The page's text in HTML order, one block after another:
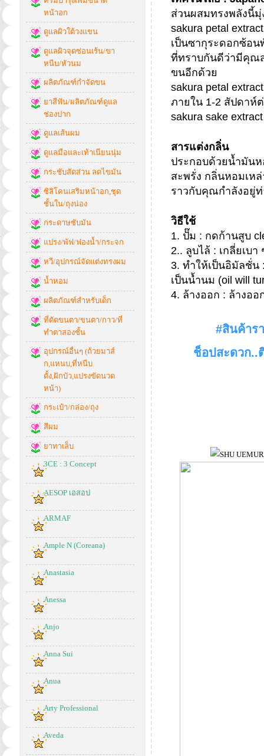
หน้าอก
ดูแลผิวใต้วงแขน
ดูแลผิวจุดซ่อนเร้น/ขา
หนีบ/หัวนม
ผลิตภัณฑ์กำจัดขน
ยาสีฟัน/ผลิตภัณฑ์ดูแล
ช่องปาก
ดูแลเส้นผม
ดูแลมือและเท้าเนียนนุ่ม
กระชับสัดส่วน ลดไขมัน
ซิลิโคนเสริมหน้าอก,ชุด
ชั้นใน/ถุงน่อง
กระดาษซับมัน
แปรง/พัฟ/ฟองน้ำ/กระจก
หวี/อุปกรณ์จัดแต่งทรงผม
น้ำหอม
ผลิตภัณฑ์สำหรับเด็ก
ที่ดัดขนตา/ขนตา/กาว/ที่
ทำตาสองชั้น
อุปกรณ์อื่นๆ (ถ้วยมาส์
ก,แหนบ,ที่หนีบ
ดั้ง,ฝักบัว,แปรงขัดนวด
หน้า)
กระเป๋า/กล่อง/ถุง
สีผม
ยาทาเล็บ
3CE : 3 Concept
AESOP เอสอป
ARMAF
Ample N (Coreana)
Anastasia
Anessa
Anjo
Anna Sui
Anua
Arty Professional
Aveda
ส่วนผสมทรงพลังนี้
sakura petal
เป็นซากุระดอกซ้อ
ที่ทราบกันดีว่ามีคุณ
ขนอีกด้วย
sakura petal
ภายใน 1-2 สัปดาห์
sakura sake
สารแต่งกลิ่น
ประกอบด้วยน้ำมัน
สะพรั่ง กลิ่นหอมเห
ราวกับคุณกำลังอยู่
วิธีใช้
1. ปั๊ม : กดก้านสูบ
2.. ลูบไล้ : เกลี่ยเบ
3. ทำให้เป็นอิมัลชั่น
เป็นน้ำนม (oil will
4. ล้างออก : ล้างอ
#สินค้าร
ช็อปสะดวก..